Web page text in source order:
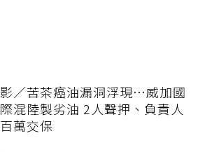
影／苦茶癌油漏洞浮現…威加國
際混陸製劣油 2人聲押、負責人
百萬交保